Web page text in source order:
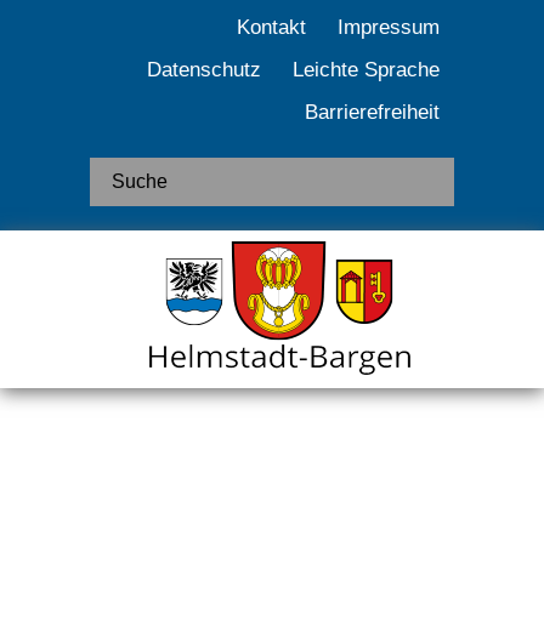
Kontakt
Impressum
Datenschutz
Leichte Sprache
Barrierefreiheit